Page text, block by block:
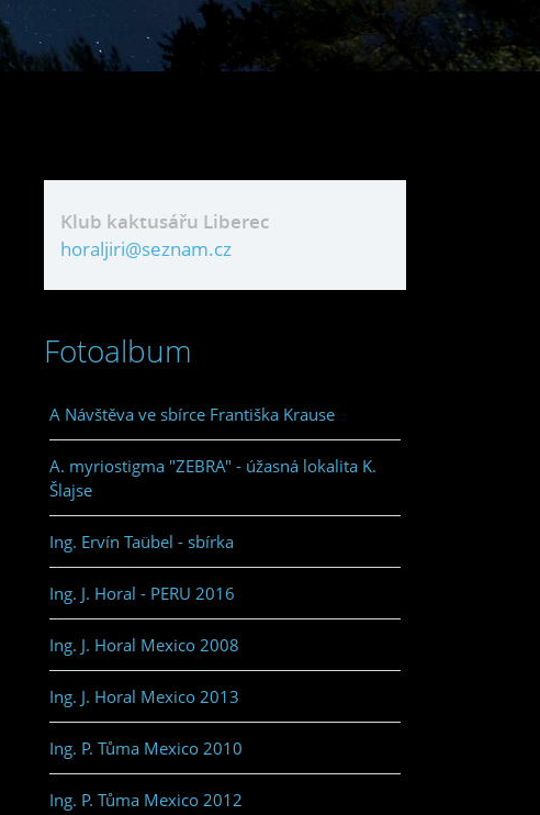
Klub kaktusářu Liberec
horaljiri@seznam.cz
Fotoalbum
A Návštěva ve sbírce Františka Krause
A. myriostigma "ZEBRA" - úžasná lokalita K.
Šlajse
Ing. Ervín Taübel - sbírka
Ing. J. Horal - PERU 2016
Ing. J. Horal Mexico 2008
Ing. J. Horal Mexico 2013
Ing. P. Tůma Mexico 2010
Ing. P. Tůma Mexico 2012